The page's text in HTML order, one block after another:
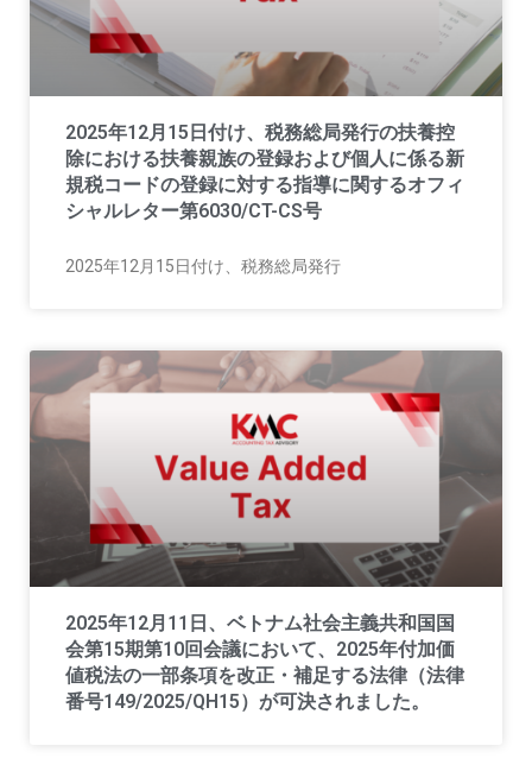
2025年12月15日付け、税務総局発行の扶養控
除における扶養親族の登録および個人に係る新
規税コードの登録に対する指導に関するオフィ
シャルレター第6030/CT-CS号
2025年12月15日付け、税務総局発行
2025年12月11日、ベトナム社会主義共和国国
会第15期第10回会議において、2025年付加価
値税法の一部条項を改正・補足する法律（法律
番号149/2025/QH15）が可決されました。